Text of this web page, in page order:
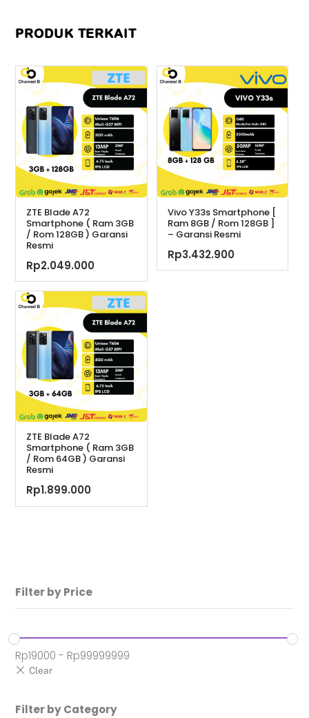
PRODUK TERKAIT
ZTE Blade A72
Smartphone ( Ram 3GB
/ Rom 128GB ) Garansi
Resmi
Rp2.049.000
Vivo Y33s Smartphone [
Ram 8GB / Rom 128GB ]
– Garansi Resmi
Rp3.432.900
ZTE Blade A72
Smartphone ( Ram 3GB
/ Rom 64GB ) Garansi
Resmi
Rp1.899.000
Filter by Price
Rp19000 - Rp99999999
Filter by Category